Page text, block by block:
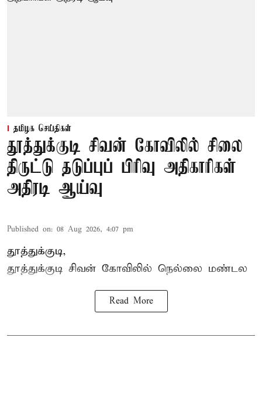
தமிழக செய்திகள்
தூத்துக்குடி சிவன் கோவிலில் சிலை
திருட்டு தடுப்புப் பிரிவு அதிகாரிகள்
அதிரடி ஆய்வு
Published on: 08 Aug 2026, 4:07 pm
தூத்துக்குடி,
தூத்துக்குடி சிவன் கோவிலில் நெல்லை மண்டல
Read More